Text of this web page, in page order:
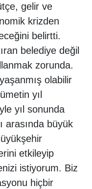
gelir ve
krizden
belirtti.
belediye değil
zorunda.
olabilir
yıl
yıl sonunda
arasında büyük
etkileyip
istiyorum. Biz
hiçbir